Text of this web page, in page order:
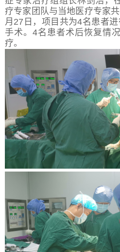
疗专家团队与当地医疗专家
月27日，项目共为4名患者
手术。4名患者术后恢复情
疗。